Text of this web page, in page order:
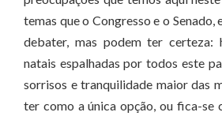
temas que o Congresso e o Senado,
debater, mas podem ter certeza:
natais espalhadas por todos este
sorrisos e tranquilidade maior das
ter como a única opção, ou fica-se